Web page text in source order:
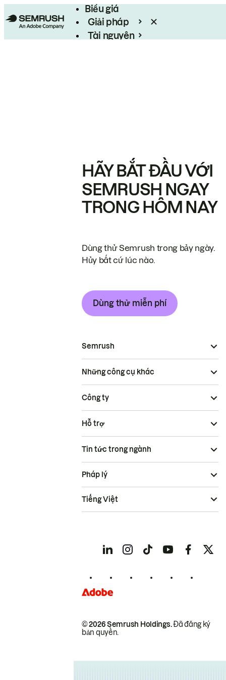
Biểu giá
Giải pháp
Tài nguyên
HÃY BẮT ĐẦU VỚI
SEMRUSH NGAY
TRONG HÔM NAY
Dùng thử Semrush trong bảy ngày.
Hủy bất cứ lúc nào.
Dùng thử miễn phí
Semrush
Những công cụ khác
Công ty
Hỗ trợ
Tin tức trong ngành
© 2026 Semrush Holdings.Đã đăng ký
bản quyền.
Pháp lý
Tiếng Việt